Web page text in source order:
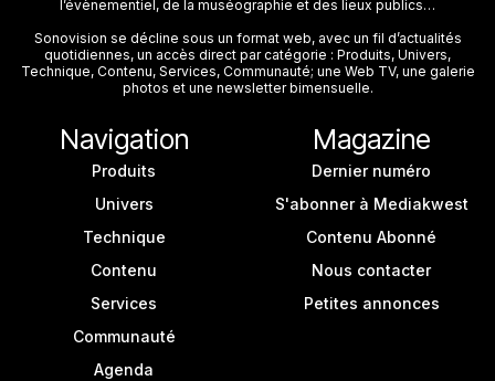
l’évènementiel, de la muséographie et des lieux publics…
Sonovision se décline sous un format web, avec un fil d’actualités
quotidiennes, un accès direct par catégorie : Produits, Univers,
Technique, Contenu, Services, Communauté; une Web TV, une galerie
photos et une newsletter bimensuelle.
Navigation
Produits
Univers
Technique
Contenu
Services
Communauté
Agenda
Magazine
Dernier numéro
S'abonner à Mediakwest
Contenu Abonné
Nous contacter
Petites annonces